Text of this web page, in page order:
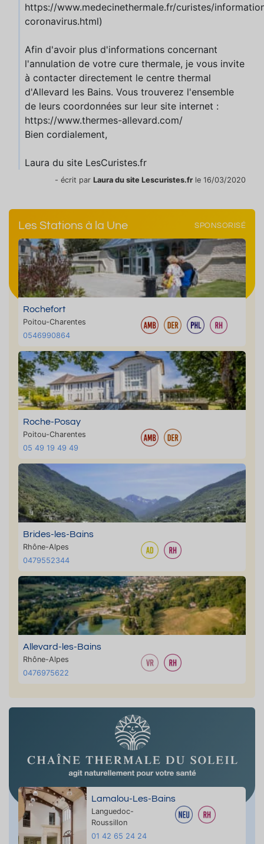
https://www.medecinethermale.fr/curistes/
coronavirus.html)
Afin d'avoir plus d'informations concernant
l'annulation de votre cure thermale, je vous invite
à contacter directement le centre thermal
d'Allevard les Bains. Vous trouverez l'ensemble
de leurs coordonnées sur leur site internet :
https://www.thermes-allevard.com/
Bien cordialement,
Laura du site LesCuristes.fr
- écrit par Laura du site Lescuristes.fr le 16/03/2020
Les Stations à la Une SPONSORISÉ
Rochefort
Poitou-Charentes
0546990864
Roche-Posay
Poitou-Charentes
05 49 19 49 49
Brides-les-Bains
Rhône-Alpes
0479552344
Allevard-les-Bains
Rhône-Alpes
0476975622
Lamalou-Les-Bains
Languedoc-
Roussillon
01 42 65 24 24